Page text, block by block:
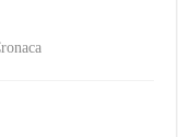
Stradale